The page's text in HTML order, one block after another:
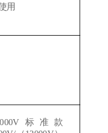
用
5000V标准款